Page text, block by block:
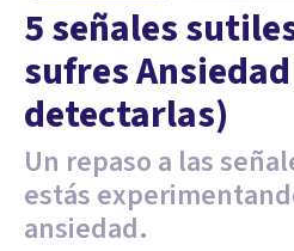
5 señales
sufres
detectarlas)
Un repaso a las
estás
ansiedad.